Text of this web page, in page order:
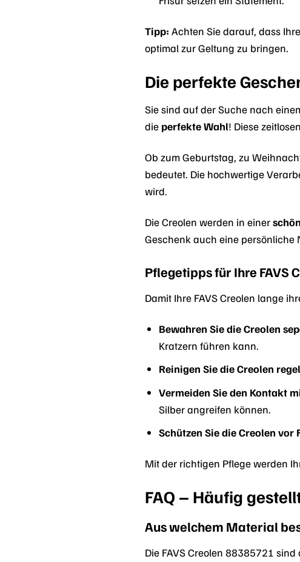
Tipp: Achten Sie darauf, dass
optimal zur Geltung zu bringen.
Die perfekte
Sie sind auf der Suche nach
die perfekte Wahl! Diese
Ob zum Geburtstag, zu
bedeutet. Die hochwertige
wird.
Die Creolen werden in einer
Geschenk auch eine persönliche
Pflegetipps für Ihre FAVS
Damit Ihre FAVS Creolen lange
Bewahren Sie die Creolen
Kratzern führen kann.
Reinigen Sie die Creolen
Vermeiden Sie den Kontakt
Silber angreifen können.
Schützen Sie die Creolen vor
Mit der richtigen Pflege werden
FAQ – Häufig
Aus welchem Material
Die FAVS Creolen 88385721